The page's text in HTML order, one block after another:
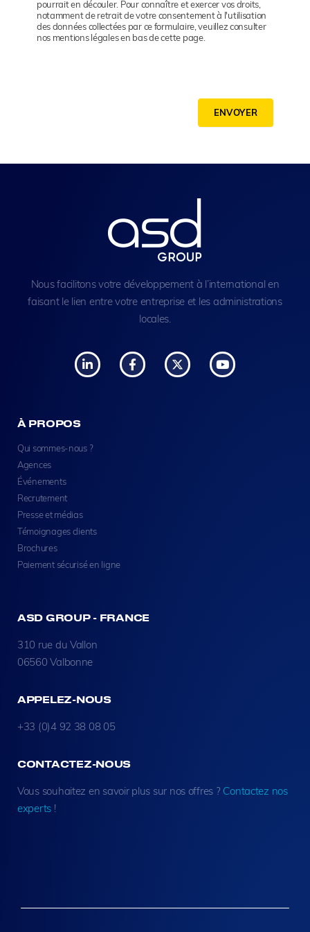
pourrait en découler. Pour connaître et exercer vos droits,
notamment de retrait de votre consentement à l'utilisation
des données collectées par ce formulaire, veuillez consulter
nos mentions légales en bas de cette page.
ENVOYER
Nous facilitons votre développement à l’international en
faisant le lien entre votre entreprise et les administrations
locales.
À PROPOS
Qui sommes-nous ?
Agences
Événements
Recrutement
Presse et médias
Témoignages clients
Brochures
Paiement sécurisé en ligne
ASD GROUP - FRANCE
310 rue du Vallon
06560 Valbonne
APPELEZ-NOUS
+33 (0)4 92 38 08 05
CONTACTEZ-NOUS
Vous souhaitez en savoir plus sur nos offres ? Contactez nos
experts !